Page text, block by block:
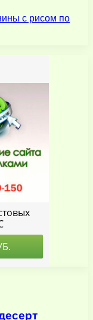
с рисом по